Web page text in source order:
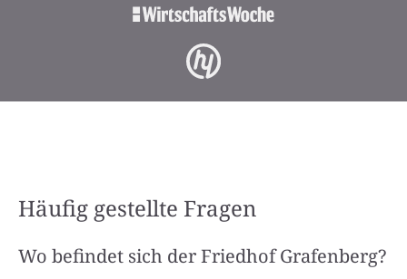
Häufig gestellte Fragen
Wo befindet sich der Friedhof Grafenberg?